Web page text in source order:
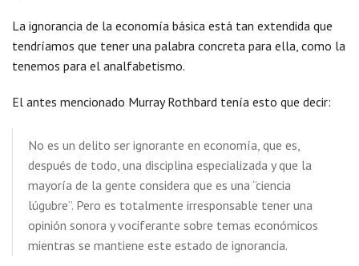
La ignorancia de la economía básica está tan extendida que
tendríamos que tener una palabra concreta para ella, como la
tenemos para el analfabetismo.
El antes mencionado Murray Rothbard tenía esto que decir:
No es un delito ser ignorante en economía, que es,
después de todo, una disciplina especializada y que la
mayoría de la gente considera que es una “ciencia
lúgubre”. Pero es totalmente irresponsable tener una
opinión sonora y vociferante sobre temas económicos
mientras se mantiene este estado de ignorancia.